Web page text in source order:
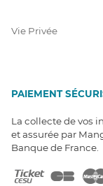
Vie Privée
PAIEMENT
La collecte de vos
et assurée par
Banque de France.